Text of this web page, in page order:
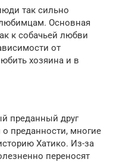
так сильно
Основная
к собачьей любви
от
хозяина и в
преданный друг
преданности, многие
Хатико. Из-за
переносят